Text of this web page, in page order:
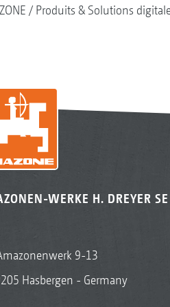
Produits & Solutions
WERKE H. DREYER
9-13
Hasbergen - Germany